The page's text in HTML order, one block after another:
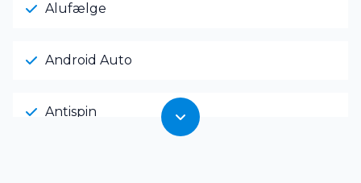
Alufælge
Android Auto
Antispin